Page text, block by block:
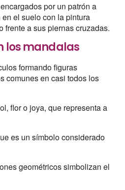
por un patrón a
el suelo con la pintura
frente a sus piernas cruzadas.
los mandalas
formando figuras
comunes en casi todos los
flor o joya, que representa a
es un símbolo considerado
geométricos simbolizan el